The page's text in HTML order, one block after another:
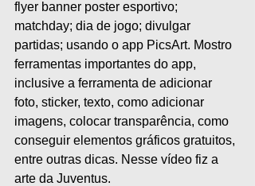
flyer banner poster esportivo;
matchday; dia de jogo; divulgar
partidas; usando o app PicsArt. Mostro
ferramentas importantes do app,
inclusive a ferramenta de adicionar
foto, sticker, texto, como adicionar
imagens, colocar transparência, como
conseguir elementos gráficos gratuitos,
entre outras dicas. Nesse vídeo fiz a
arte da Juventus.